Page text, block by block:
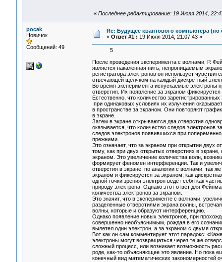
« Последнее редактирование: 19 Июля 2014,
pocak
Новичок
Сообщений: 49
Re: Будущее квантового компьютера (по
« Ответ #1 : 19 Июля 2014, 21:07:43 »
5
После проведения эксперимента с волнами, Р.
является накаленная нить, непроницаемым
регистратора электронов он использует
отвечающей щелчком на каждый дискретный
Во время эксперимента испускаемые электроны
отверстия. Их появление за экраном
Естественно, что количество
при одинаковых условиях их излучения
в пространстве за экраном. Они повторяют
в экране.
Затем в экране открываются два отверстия
оказывается, что количество следов
следов электронов появившихся при
прежними.
Это означает, что за экраном при открытии двух
тому, как при двух открытых отверстиях в
экраном. Это увеличение количества волн,
формирует феномен интерференции. Так и
отверстия в экране, по аналогии с волнами, так
экраном и фиксируется за экраном, как
одной точки зрения электрон ведет себя как
природу электрона. Однако этот ответ для
количества электронов за экраном.
Это значит, что в эксперименте с волнами,
разделенные отверстиями экрана волны,
волны, которые и образуют интерференцию.
Однако появление новых электронов, при
совершенно необъяснимым, рождая в его
вылетел один электрон, а за экраном с двумя
Вот как он сам комментирует этот парадокс:
электроны могут возвращаться через те же
сложный процесс, или возникает возможность
роде, как-то объясняющее это явление. Но пока
конечный вид математических закономерностей